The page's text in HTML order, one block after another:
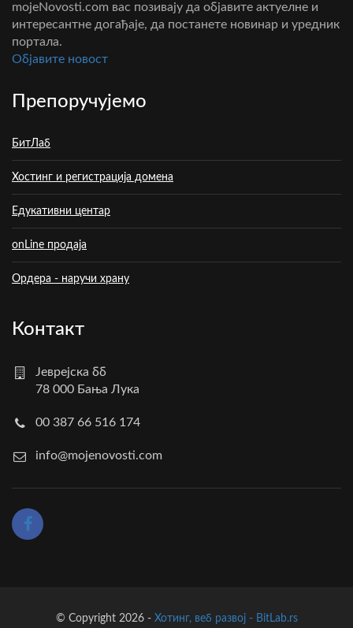
mojeNovosti.com вас позивају да објавите актуелне и
интересантне догађаје, да постанете новинар и уредник
портала.
Oбјавите новост
Препоручујемо
БитЛаб
Хостинг и регистрација домена
Едукативни центар
onLine продаја
Ордера - наручи храну
Контакт
Јеврејска бб
78 000 Бања Лука
00 387 66 516 174
info@mojenovosti.com
© Copyright 2026 - Хотинг, веб развој - BitLab.rs